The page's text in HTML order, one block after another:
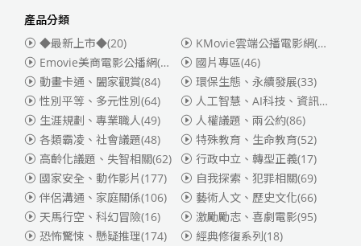
產品分類
◆最新上市◆(20)
KMovie雲端公播電影網(迪士尼、福斯、索尼)
Emovie美商電影公播網(華納)
(186)
國片專區(46)
動畫卡通、闔家觀賞(84) 環保生態、永續發展(33)
性別平等、多元性別(64) 人工智慧、AI科技、資訊安全
生涯規劃、專業職人(49) 人權議題、兩公約(86)
各類霸凌、社會議題(48) 特殊教育、生命教育(52)
高齡化議題、失智相關(62) 行政中立、轉型正義(17)
國家安全、動作影片(177) 自我探索、犯罪相關(69)
伴侶溝通、家庭關係(106) 藝術人文、歷史文化(66)
天馬行空、科幻冒險(16) 激勵勵志、喜劇電影(95)
恐怖驚悚、懸疑推理(174) 經典修復系列(18)